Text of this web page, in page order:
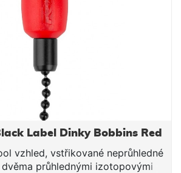
3 modrá, červená, zelená
červená, zelená, žlutá
Label Dinky Bobbins Red
vzhled, vstřikované neprůhledné
průhlednými izotopovými